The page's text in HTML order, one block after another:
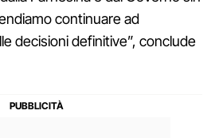
continuare ad
decisioni definitive”, conclude